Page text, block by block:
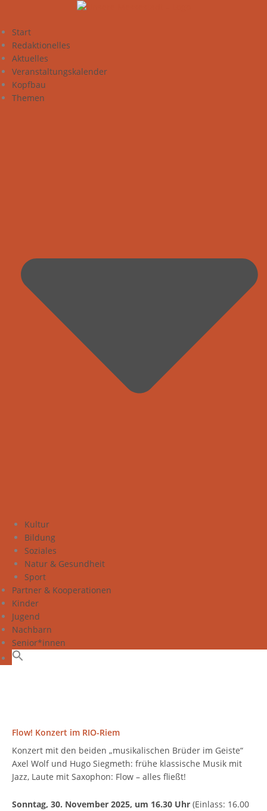
springen
Start
Redaktionelles
Aktuelles
Veranstaltungskalender
Kopfbau
Themen
Kultur
Bildung
Soziales
Natur & Gesundheit
Sport
Partner & Kooperationen
Kinder
Jugend
Nachbarn
Senior*innen
Flow! Konzert im RIO-Riem
Konzert mit den beiden „musikalischen Brüder im Geiste“
Axel Wolf und Hugo Siegmeth: frühe klassische Musik mit
Jazz, Laute mit Saxophon: Flow – alles fließt!
Sonntag, 30. November 2025, um 16.30 Uhr (Einlass: 16.00